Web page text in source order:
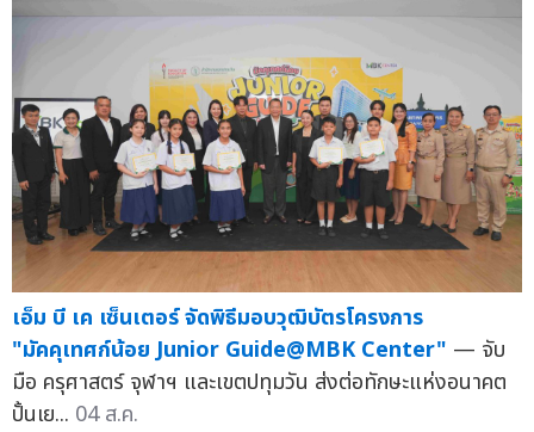
เอ็ม บี เค เซ็นเตอร์ จัดพิธีมอบวุฒิบัตรโครงการ
"มัคคุเทศก์น้อย Junior Guide@MBK Center" — จับ
มือ ครุศาสตร์ จุฬาฯ และเขตปทุมวัน ส่งต่อทักษะแห่งอนาคต
ปั้นเย... 04 ส.ค.